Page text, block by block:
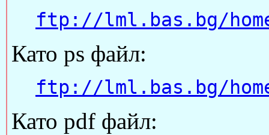
ftp://lml.bas.bg/
Като ps файл:
ftp://lml.bas.bg/
Като pdf файл: